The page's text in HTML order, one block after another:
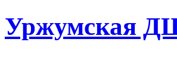
Уржумская